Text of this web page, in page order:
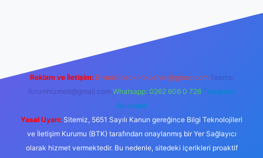
Reklam ve İletişim: E-mail: backlinkpaneli@gmail.com Teams:
forumhizmeti@gmail.com Whatsapp: 0262 606 0 726 Telegram:
@karabul
Yasal Uyarı: Sitemiz, 5651 Sayılı Kanun gereğince Bilgi Teknolojileri
ve İletişim Kurumu (BTK) tarafından onaylanmış bir Yer Sağlayıcı
olarak hizmet vermektedir. Bu nedenle, sitedeki içerikleri proaktif